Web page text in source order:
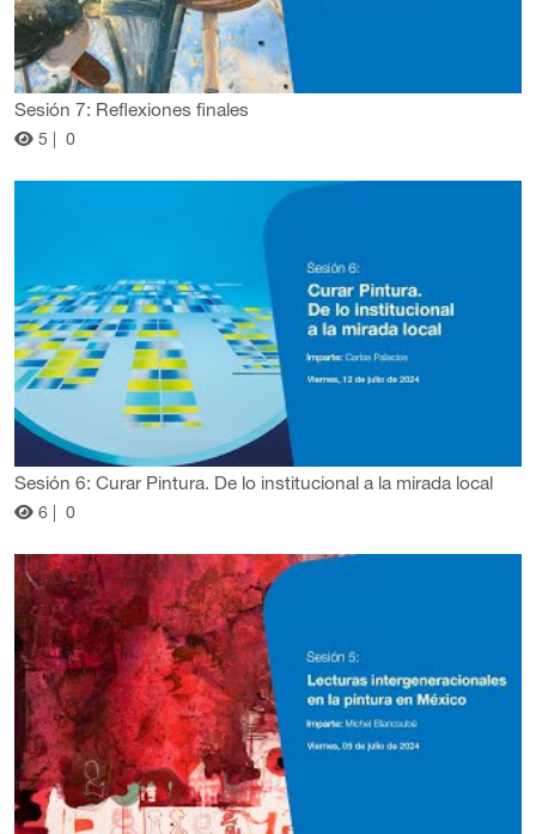
Sesión 7: Reflexiones finales
5 | 0
Sesión 6: Curar Pintura. De lo institucional a la mirada local
6 | 0